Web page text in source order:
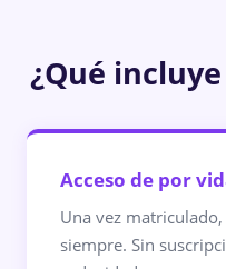
¿Qué
Acceso de por
Una vez
siempre. Sin